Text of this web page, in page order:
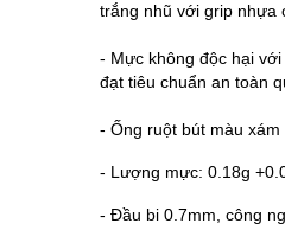
trắng nhũ với grip nhựa
- Mực không độc hại với
đạt tiêu chuẩn an toàn
- Ống ruột bút màu xám
- Lượng mực: 0.18g
- Đầu bi 0.7mm, công